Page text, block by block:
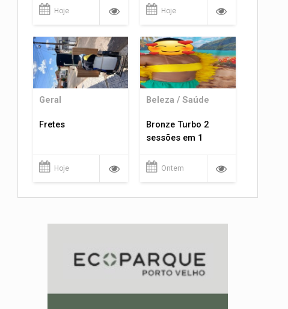
Hoje Hoje
Geral
Fretes
Hoje
Beleza / Saúde
Bronze Turbo 2
sessões em 1
Ontem